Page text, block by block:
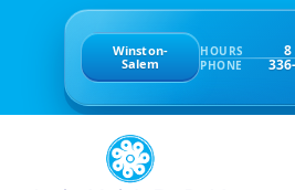
Winston-
Salem
HOURS 8
PHONE